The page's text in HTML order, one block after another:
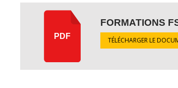
PDF
FORMATIONS
TÉLÉCHARGER LE